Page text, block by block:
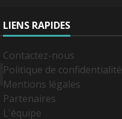
LIENS RAPIDES
Contactez-nous
Politique de confidentialité
Mentions légales
Partenaires
L'équipe